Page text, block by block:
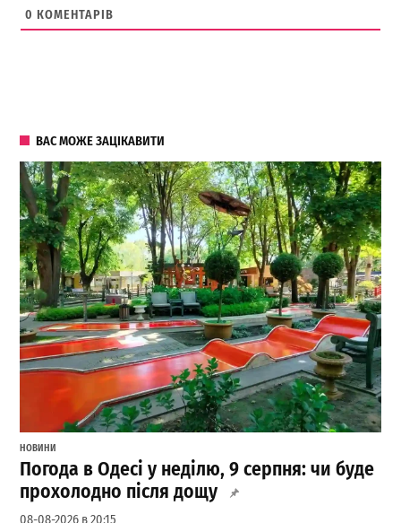
0 КОМЕНТАРІВ
ВАС МОЖЕ ЗАЦІКАВИТИ
НОВИНИ
Погода в Одесі у неділю, 9 серпня: чи буде
прохолодно після дощу